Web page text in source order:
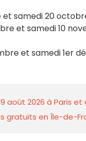
et samedi 20
et samedi 10
et samedi 1er
août 2026 à Paris
gratuits en Île-de-